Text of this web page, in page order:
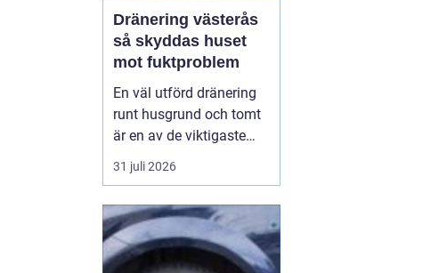
Dränering västerås
så skyddas huset
mot fuktproblem
En väl utförd dränering
runt husgrund och tomt
är en av de viktigaste
åtgärderna för att
undvika fukt, mögel och
som i Västerås, med
växlande temperaturer,
snö, regn och tjäle,
31 juli 2026